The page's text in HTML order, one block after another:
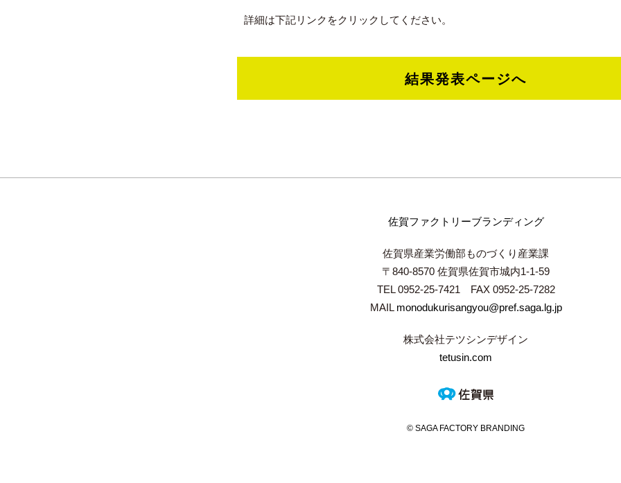
詳細は下記リンクをクリックしてください。
結果発表ページへ
佐賀ファクトリーブランディング
佐賀県産業労働部ものづくり産業課
〒840-8570 佐賀県佐賀市城内1-1-59
TEL 0952-25-7421 FAX 0952-25-7282
MAIL monodukurisangyou@pref.saga.lg.jp
株式会社テツシンデザイン
tetusin.com
©︎ SAGA FACTORY BRANDING